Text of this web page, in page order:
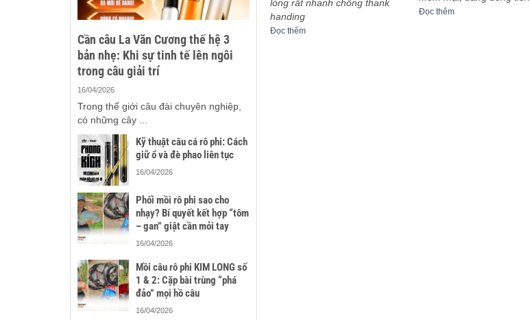
Cần câu La Văn Cương thế hệ 3
bản nhẹ: Khi sự tinh tế lên ngôi
trong câu giải trí
16/04/2026
Trong thế giới câu đài chuyên nghiệp,
có những cây ...
Kỹ thuật câu cá rô phi: Cách
giữ ổ và đè phao liên tục
16/04/2026
Phối mồi rô phi sao cho
nhạy? Bí quyết kết hợp “tôm
– gan” giật cần mỏi tay
16/04/2026
Mồi câu rô phi KIM LONG số
1 & 2: Cặp bài trùng “phá
đảo” mọi hồ câu
16/04/2026
lóng rất nhanh chống thank
handing
Đọc thêm
Đọc thêm